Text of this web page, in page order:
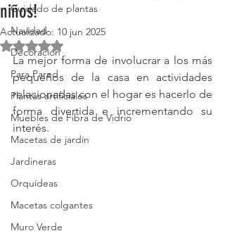
Cuidado de plantas
Navidad
Decoración
Para Pared
Plantas artificiales
Muebles de Fibra de Vidrio
Macetas de jardín
Jardineras
Orquídeas
Macetas colgantes
Muro Verde
niños!
Actualizado: 10 jun 2025
Obtuvo NaN de 5 estrellas.
La mejor forma de involucrar a los más
pequeños de la casa en actividades
relacionadas con el hogar es hacerlo de
forma divertida e incrementando su
interés.